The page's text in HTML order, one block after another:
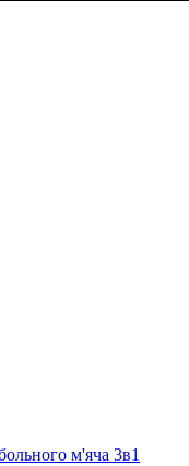
м'яча 3в1